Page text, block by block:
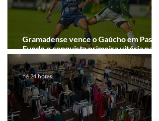
Gramadense vence o Gaúcho em Passo
Fundo e conquista primeira vitória na
Série A2
há 24 horas